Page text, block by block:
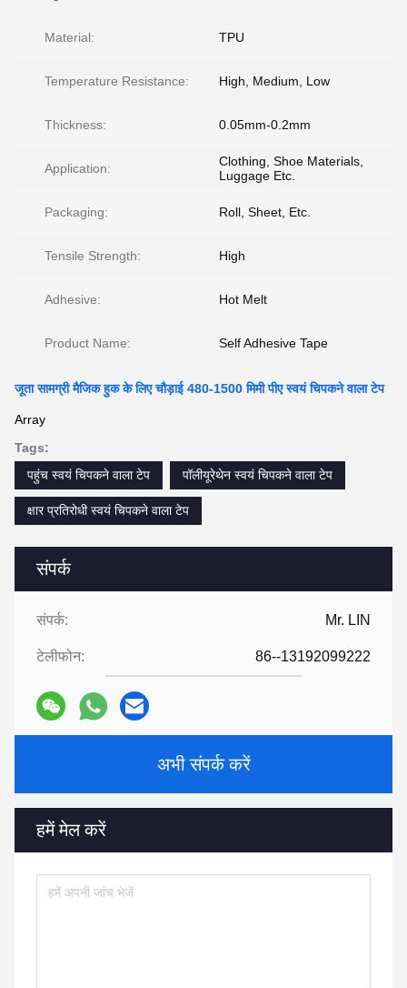
संपर्क
संपर्क: Mr. LIN
टेलीफोन: 86--13192099222
अभी संपर्क करें
हमें मेल करें
Material: TPU
Temperature Resistance: High, Medium, Low
Thickness: 0.05mm-0.2mm
Application:
Clothing, Shoe Materials,
Luggage Etc.
Packaging: Roll, Sheet, Etc.
Tensile Strength: High
Adhesive: Hot Melt
Product Name: Self Adhesive Tape
जूता सामग्री मैजिक हुक के लिए चौड़ाई 480-1500 मिमी पीए स्वयं चिपकने वाला टेप
Array
Tags:
पहुंच स्वयं चिपकने वाला टेप
पॉलीयूरेथेन स्वयं चिपकने वाला टेप
क्षार प्रतिरोधी स्वयं चिपकने वाला टेप